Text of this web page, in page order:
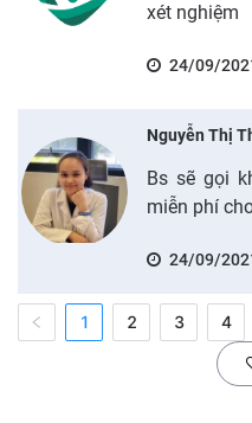
xét nghiệm
24/09/
Nguyễn Thị
Bs sẽ gọi
miễn phí
24/09/
1 2 3 4